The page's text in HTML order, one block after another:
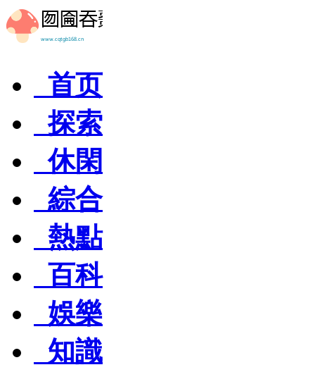
首页
探索
休閑
綜合
熱點
百科
娛樂
知識